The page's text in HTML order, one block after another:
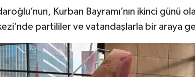
Kurban Bayramı’nın ikinci günü
partililer ve vatandaşlarla bir araya